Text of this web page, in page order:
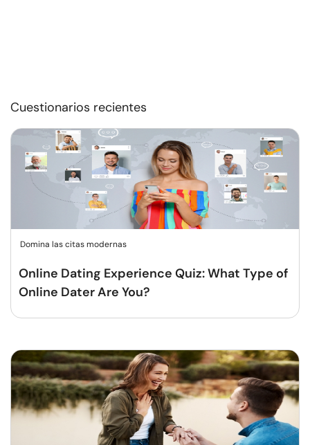
Cuestionarios recientes
Domina las citas modernas
Online Dating Experience Quiz: What Type of
Online Dater Are You?